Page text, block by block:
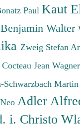
Paul Kaut
Benjamin Walter
Zweig Stefan
Cocteau Jean
Schwarzbach Martin
Adler
i. Christo